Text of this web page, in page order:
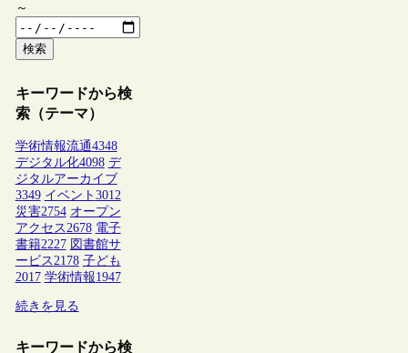
～
検索
キーワードから検
索（テーマ）
学術情報流通4348
デジタル化4098 デ
ジタルアーカイブ
3349 イベント 3012
災害2754 オープン
アクセス2678 電子
書籍2227 図書館サ
ービス2178 子ども
2017 学術情報1947
続きを見る
キーワードから検